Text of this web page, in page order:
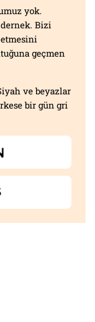
yok.
Bizi
geçmen
ve beyazlar
bir gün gri